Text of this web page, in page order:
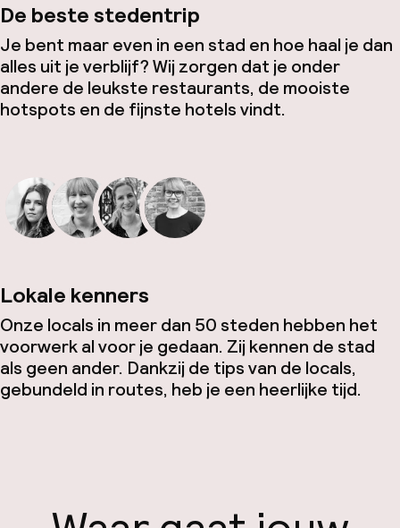
De beste stedentrip
Je bent maar even in een stad en hoe haal je dan
alles uit je verblijf? Wij zorgen dat je onder
andere de leukste restaurants, de mooiste
hotspots en de fijnste hotels vindt.
Lokale kenners
Onze locals in meer dan 50 steden hebben het
voorwerk al voor je gedaan. Zij kennen de stad
als geen ander. Dankzij de tips van de locals,
gebundeld in routes, heb je een heerlijke tijd.